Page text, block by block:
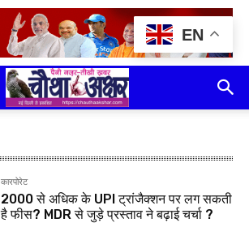
कारपोरेट
₹2000 से अधिक के UPI ट्रांजैक्शन पर लग सकती
है फीस? MDR से जुड़े प्रस्ताव ने बढ़ाई चर्चा ?
EN